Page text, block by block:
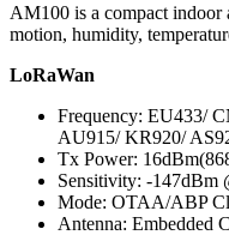
AM100 is a compact indoor
motion, humidity,
LoRaWan
Frequency: EU433/
AU915/ KR920/
Tx Power:
Sensitivity: -147dBm
Mode: OTAA/ABP
Antenna: Embedded